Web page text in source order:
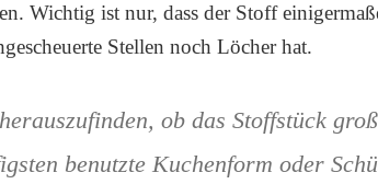
Wichtig ist nur, dass der Stoff
Stellen noch Löcher hat.
ob das Stoffstück
benutzte Kuchenform oder